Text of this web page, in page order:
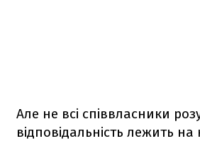
Але не всі співвласники
відповідальність лежить